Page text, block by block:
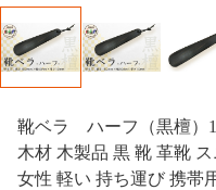
靴ベラ ハーフ（黒檀）
木材 木製品 黒 靴 革靴
女性 軽い 持ち運び 携帯